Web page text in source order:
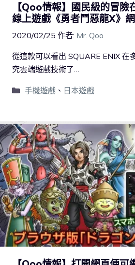
【Qoo情報】國民級的冒險
線上遊戲《勇者鬥惡龍X》
2020/02/25 作者: Mr. Qoo
從這款可以看出 SQUARE ENIX 在
究雲端遊戲技術了…
手機遊戲、 日本遊戲